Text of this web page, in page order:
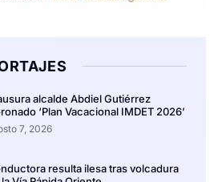
alcalde Abdiel Gutiérrez
‘Plan Vacacional IMDET 2026’
7, 2026
resulta ilesa tras volcadura